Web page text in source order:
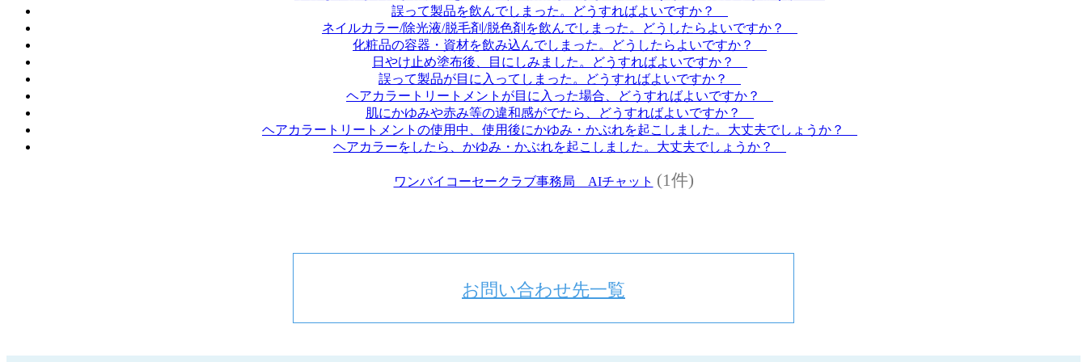
誤って製品を飲んでしまった。どうすればよいですか？
ネイルカラー/除光液/脱毛剤/脱色剤を飲んでしまった。どうしたらよいですか？
化粧品の容器・資材を飲み込んでしまった。どうしたらよいですか？
日やけ止め塗布後、目にしみました。どうすればよいですか？
誤って製品が目に入ってしまった。どうすればよいですか？
ヘアカラートリートメントが目に入った場合、どうすればよいですか？
肌にかゆみや赤み等の違和感がでたら、どうすればよいですか？
ヘアカラートリートメントの使用中、使用後にかゆみ・かぶれを起こしました。大丈夫でしょうか？
ヘアカラーをしたら、かゆみ・かぶれを起こしました。大丈夫でしょうか？
ワンバイコーセークラブ事務局 AIチャット (1件)
お問い合わせ先一覧